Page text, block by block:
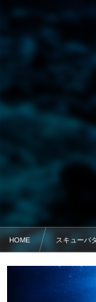
HOME スキューバ
ダイバーの写真素材